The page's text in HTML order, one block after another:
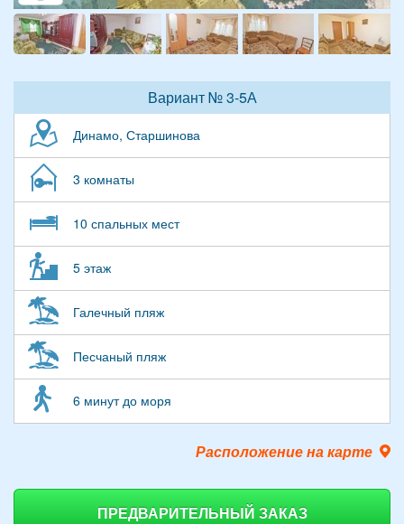
Вариант № 3-5А
Динамо, Старшинова
3 комнаты
10 спальных мест
5 этаж
Галечный пляж
Песчаный пляж
6 минут до моря
Расположение на карте
ПРЕДВАРИТЕЛЬНЫЙ ЗАКАЗ